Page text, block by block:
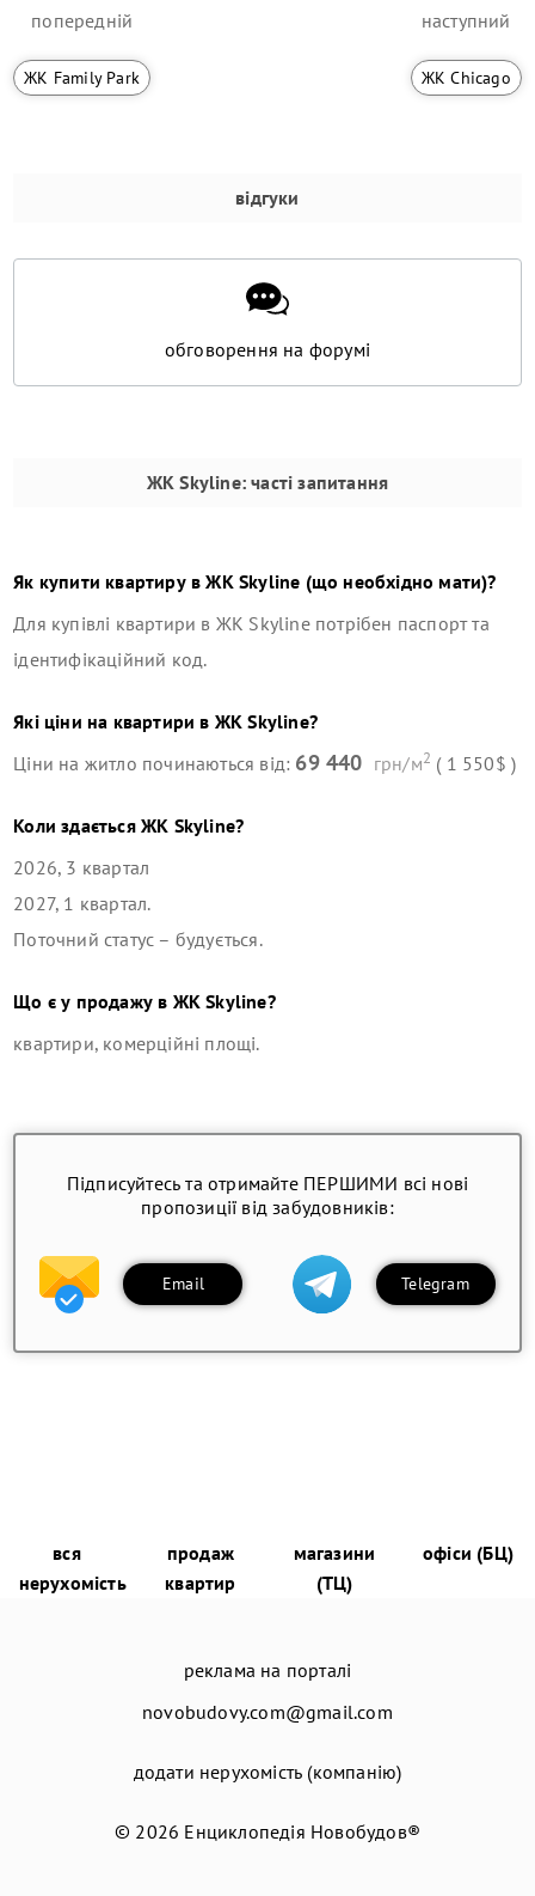
попередній
ЖК Family Park
наступний
ЖК Chicago
відгуки
обговорення на форумі
ЖК Skyline: часті запитання
Як купити квартиру вЖК Skyline (що необхідно мати)?
Для купівлі квартири в ЖК Skylineпотрібен паспорт та
ідентифікаційний код.
Які ціни на квартири в ЖК Skyline?
Ціни на житло починаються від: 69 440 грн/м2 ( 1 550$ )
Коли здаєтьсяЖК Skyline?
2026, 3 квартал
2027, 1 квартал.
Поточний статус – будується.
Що є у продажу в ЖК Skyline?
квартири, комерційні площі.
Підписуйтесь та отримайте ПЕРШИМИ всі нові
пропозиції від забудовників:
Email Telegram
вся
нерухомість
продаж
квартир
магазини
(ТЦ)
офіси (БЦ)
реклама на порталі
novobudovy.com@gmail.com
додати нерухомість (компанію)
© 2026 Енциклопедія Новобудов®